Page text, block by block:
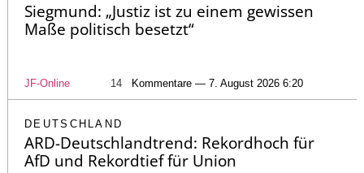
Siegmund: „Justiz ist zu einem gewissen
Maße politisch besetzt“
JF-Online 14 Kommentare — 7. August 2026 6:20
DEUTSCHLAND
ARD-Deutschlandtrend: Rekordhoch für
AfD und Rekordtief für Union